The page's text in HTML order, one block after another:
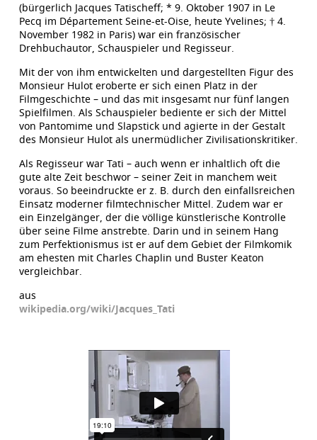
(bürgerlich Jacques Tatischeff; * 9. Oktober 1907 in Le
Pecq im Département Seine-et-Oise, heute Yvelines; † 4.
November 1982 in Paris) war ein französischer
Drehbuchautor, Schauspieler und Regisseur.
Mit der von ihm entwickelten und dargestellten Figur des
Monsieur Hulot eroberte er sich einen Platz in der
Filmgeschichte – und das mit insgesamt nur fünf langen
Spielfilmen. Als Schauspieler bediente er sich der Mittel
von Pantomime und Slapstick und agierte in der Gestalt
des Monsieur Hulot als unermüdlicher Zivilisationskritiker.
Als Regisseur war Tati – auch wenn er inhaltlich oft die
gute alte Zeit beschwor – seiner Zeit in manchem weit
voraus. So beeindruckte er z. B. durch den einfallsreichen
Einsatz moderner filmtechnischer Mittel. Zudem war er
ein Einzelgänger, der die völlige künstlerische Kontrolle
über seine Filme anstrebte. Darin und in seinem Hang
zum Perfektionismus ist er auf dem Gebiet der Filmkomik
am ehesten mit Charles Chaplin und Buster Keaton
vergleichbar.
aus
wikipedia.org/wiki/Jacques_Tati